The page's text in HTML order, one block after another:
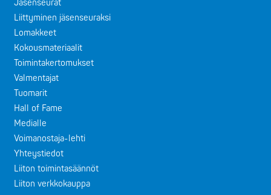
Jäsenseurat
Liittyminen jäsenseuraksi
Lomakkeet
Kokousmateriaalit
Toimintakertomukset
Valmentajat
Tuomarit
Hall of Fame
Medialle
Voimanostaja-lehti
Yhteystiedot
Liiton toimintasäännöt
Liiton verkkokauppa